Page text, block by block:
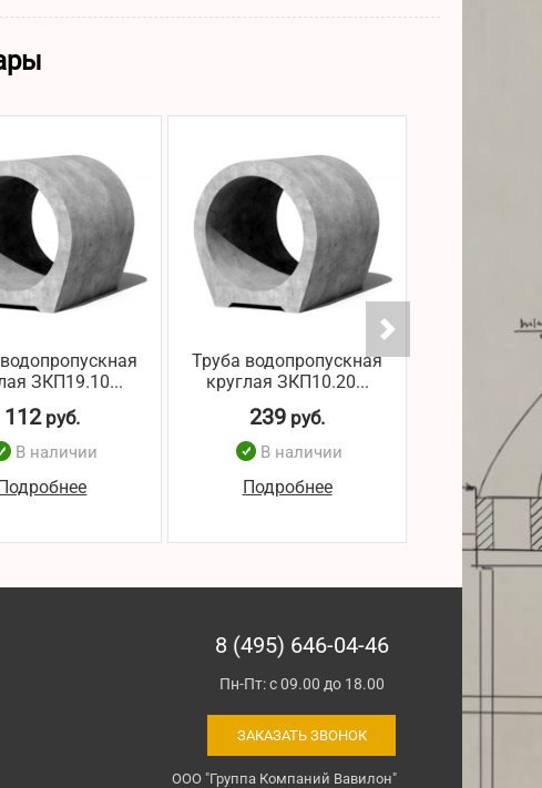
ЗКП19.10...
112руб.
В наличии
Труба водопропускная
круглая ЗКП10.20...
239 руб.
В наличии
Подробнее
243
8 (495) 646-04-46
Пн-Пт: с 09.00 до 18.00
ЗАКАЗАТЬ ЗВОНОК
ООО "Группа Компаний Вавилон"